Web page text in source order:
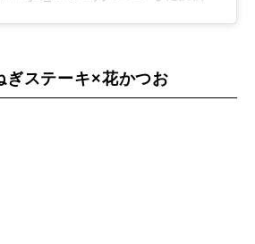
ぎステーキ×花かつお